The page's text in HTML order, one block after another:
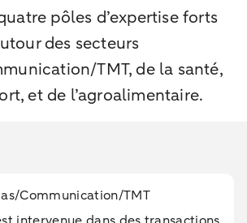
pôles d’expertise forts
des secteurs
TMT, de la santé,
et de l’agroalimentaire.
Communication/TMT